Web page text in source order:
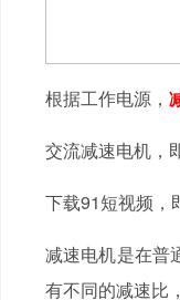
根据工作电源，
交流减速电机，
下载91短视频，
减速电机是在普
有不同的减速比